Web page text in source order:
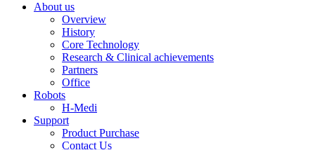
About us
Overview
History
Core Technology
Research & Clinical achievements
Partners
Office
Robots
H-Medi
Support
Product Purchase
Contact Us